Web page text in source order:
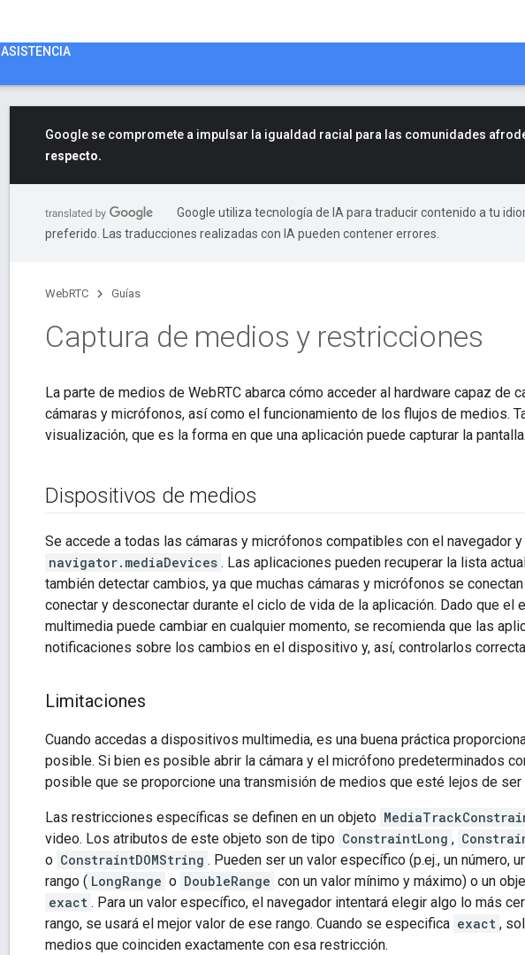
ASISTENCIA
Google se compromete a impulsar la igualdad racial para las comunidades
respecto.
Google utiliza tecnología de IA para traducir contenido a tu
preferido. Las traducciones realizadas con IA pueden contener errores.
WebRTC Guías
Captura de medios y restricciones
La parte de medios de WebRTC abarca cómo acceder al hardware capaz de
cámaras y micrófonos, así como el funcionamiento de los flujos de medios.
visualización, que es la forma en que una aplicación puede capturar la pantalla.
Dispositivos de medios
Se accede a todas las cámaras y micrófonos compatibles con el navegador
navigator.mediaDevices . Las aplicaciones pueden recuperar la lista
también detectar cambios, ya que muchas cámaras y micrófonos se
conectar y desconectar durante el ciclo de vida de la aplicación. Dado que el
multimedia puede cambiar en cualquier momento, se recomienda que las
notificaciones sobre los cambios en el dispositivo y, así, controlarlos
Limitaciones
Cuando accedas a dispositivos multimedia, es una buena práctica
posible. Si bien es posible abrir la cámara y el micrófono predeterminados
posible que se proporcione una transmisión de medios que esté lejos de ser
Las restricciones específicas se definen en un objeto
video. Los atributos de este objeto son de tipo ConstraintLong ,
o ConstraintDOMString . Pueden ser un valor específico (p.ej., un número,
rango ( LongRange o DoubleRange con un valor mínimo y máximo) o un
exact . Para un valor específico, el navegador intentará elegir algo lo más
rango, se usará el mejor valor de ese rango. Cuando se especifica exact ,
medios que coinciden exactamente con esa restricción.